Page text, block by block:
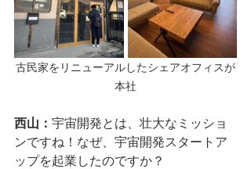
古民家をリニューアルしたシェアオフィスが
本社
西山： 宇宙開発とは、壮大なミッショ
ンですね！なぜ、宇宙開発スタートア
ップを起業したのですか？